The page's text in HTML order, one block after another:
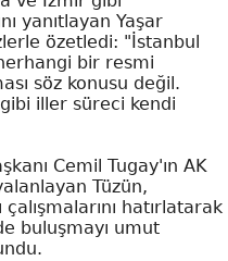
yanıtlayan Yaşar
özetledi: "İstanbul
bir resmi
söz konusu değil.
iller süreci kendi
Cemil Tugay'ın AK
Tüzün,
hatırlatarak
buluşmayı umut